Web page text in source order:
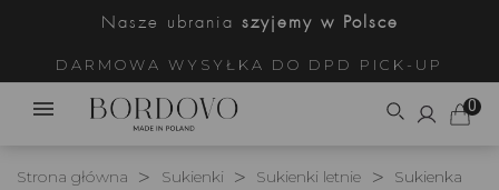
Nasze ubrania szyjemy w Polsce
DARMOWA WYSYŁKA DO DPD PICK-UP
0
Strona główna Sukienki Sukienki letnie
Sukienka